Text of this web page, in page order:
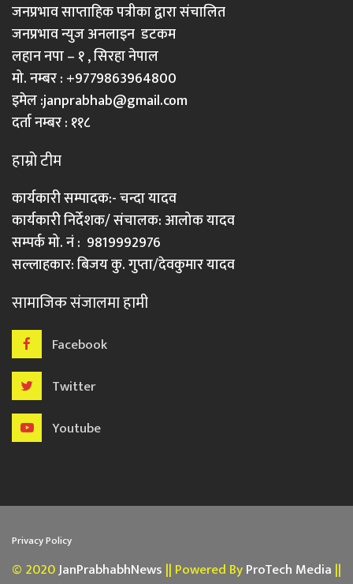
जनप्रभाव साप्ताहिक पत्रीका द्वारा संचालित
जनप्रभाव न्युज अनलाइन डटकम
लहान नपा – १ , सिरहा नेपाल
मो. नम्बर : +9779863964800
इमेल :janprabhab@gmail.com
दर्ता नम्बर : ११८
हाम्रो टीम
कार्यकारी सम्पादक:- चन्दा यादव
कार्यकारी निर्देशक/ संचालक: आलोक यादव
सम्पर्क मो. नं : 9819992976
सल्लाहकार: बिजय कु. गुप्ता/देवकुमार यादव
सामाजिक संजालमा हामी
Facebook
Twitter
Youtube
Privacy Policy
© 2020JanPrabhabhNews || Powered ByProTech Media ||